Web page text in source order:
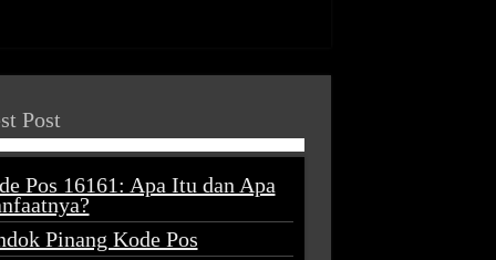
Post
Pos 16161: Apa Itu dan Apa
Pinang Kode Pos